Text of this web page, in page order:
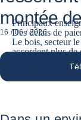
montée
16 / 06 / 2026
Principaux
Des délais de
Le bois, secteur
accordent plus de
2026 : Des